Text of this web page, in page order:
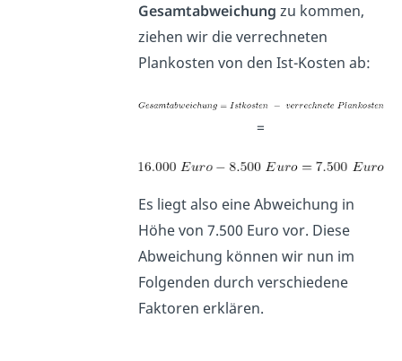
Gesamtabweichung zu kommen,
ziehen wir die verrechneten
Plankosten von den Ist-Kosten ab:
=
Es liegt also eine Abweichung in
Höhe von 7.500 Euro vor. Diese
Abweichung können wir nun im
Folgenden durch verschiedene
Faktoren erklären.